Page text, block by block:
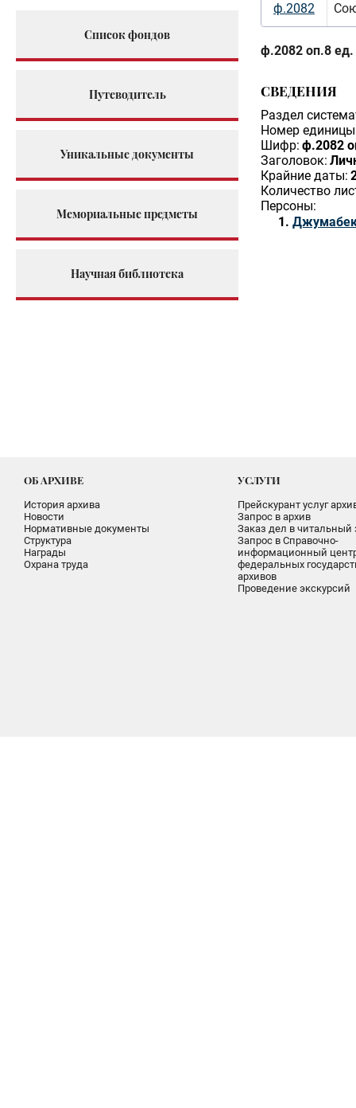
Список фондов
Путеводитель
Уникальные документы
Мемориальные предметы
Научная библиотека
ф.2082
ф.2082 оп.8 ед.
СВЕДЕНИЯ
Раздел
Номер единицы
Шифр: ф.2082
Заголовок:
Крайние даты:
Количество
Персоны:
ОБ АРХИВЕ
История архива
Новости
Нормативные документы
Структура
Награды
Охрана труда
УСЛУГИ
Прейскурант услуг
Запрос в архив
Заказ дел в читальный
Запрос в Справочно-
информационный
федеральных
архивов
Проведение экскурсий